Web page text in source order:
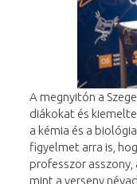
A megnyitón a
diákokat és
a kémia és a
figyelmet arra is,
professzor
mint a verseny